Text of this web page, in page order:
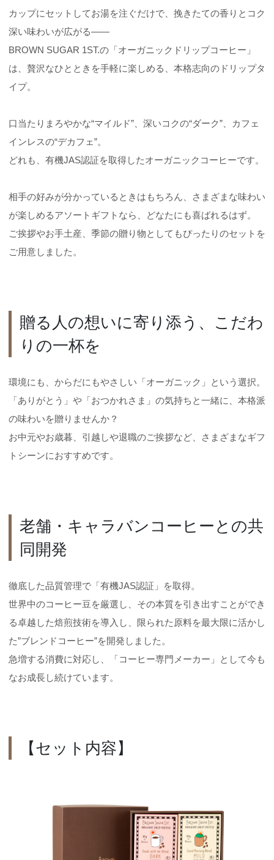
カップにセットしてお湯を注ぐだけで、挽きたての香りとコク
深い味わいが広がる――
BROWN SUGAR 1ST.の「オーガニックドリップコーヒー」
は、贅沢なひとときを手軽に楽しめる、本格志向のドリップタ
イプ。
口当たりまろやかな“マイルド”、深いコクの“ダーク”、カフェ
インレスの“デカフェ”。
どれも、有機JAS認証を取得したオーガニックコーヒーです。
相手の好みが分かっているときはもちろん、さまざまな味わい
が楽しめるアソートギフトなら、どなたにも喜ばれるはず。
ご挨拶やお手土産、季節の贈り物としてもぴったりのセットを
ご用意しました。
贈る人の想いに寄り添う、こだわ
りの一杯を
環境にも、からだにもやさしい「オーガニック」という選択。
「ありがとう」や「おつかれさま」の気持ちと一緒に、本格派
の味わいを贈りませんか？
お中元やお歳暮、引越しや退職のご挨拶など、さまざまなギフ
トシーンにおすすめです。
老舗・キャラバンコーヒーとの共
同開発
徹底した品質管理で「有機JAS認証」を取得。
世界中のコーヒー豆を厳選し、その本質を引き出すことができ
る卓越した焙煎技術を導入し、限られた原料を最大限に活かし
た”ブレンドコーヒー”を開発しました。
急増する消費に対応し、「コーヒー専門メーカー」として今も
なお成長し続けています。
【セット内容】